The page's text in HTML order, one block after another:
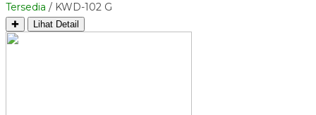
Tersedia / KWD-102 G
✚ Lihat Detail